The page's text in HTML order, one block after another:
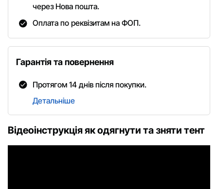
Відеоінструкція як одягнути та зняти тент
через Нова пошта.
Оплата по реквізитам на ФОП.
Гарантія та повернення
Протягом 14 днів після покупки.
Детальніше